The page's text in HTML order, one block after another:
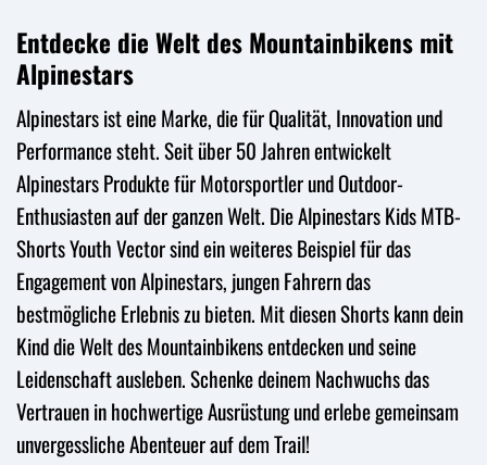
Entdecke die Welt des Mountainbikens mit
Alpinestars
Alpinestars ist eine Marke, die für Qualität, Innovation und
Performance steht. Seit über 50 Jahren entwickelt
Alpinestars Produkte für Motorsportler und Outdoor-
Enthusiasten auf der ganzen Welt. Die Alpinestars Kids MTB-
Shorts Youth Vector sind ein weiteres Beispiel für das
Engagement von Alpinestars, jungen Fahrern das
bestmögliche Erlebnis zu bieten. Mit diesen Shorts kann dein
Kind die Welt des Mountainbikens entdecken und seine
Leidenschaft ausleben. Schenke deinem Nachwuchs das
Vertrauen in hochwertige Ausrüstung und erlebe gemeinsam
unvergessliche Abenteuer auf dem Trail!